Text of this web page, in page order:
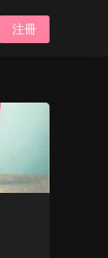
注冊